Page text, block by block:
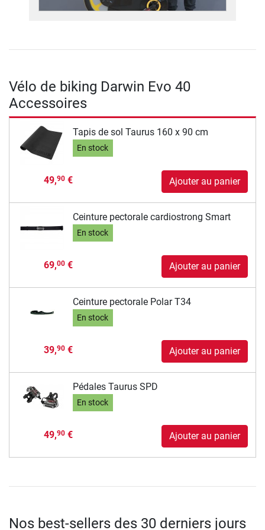
Vélo de biking Darwin Evo 40
Accessoires
Tapis de sol Taurus 160 x 90 cm
En stock
49,90€ Ajouter au panier
Ceinture pectorale cardiostrong Smart
En stock
69,00€ Ajouter au panier
Ceinture pectorale Polar T34
En stock
39,90€ Ajouter au panier
Pédales Taurus SPD
En stock
49,90€ Ajouter au panier
Nos best-sellers des 30 derniers jours